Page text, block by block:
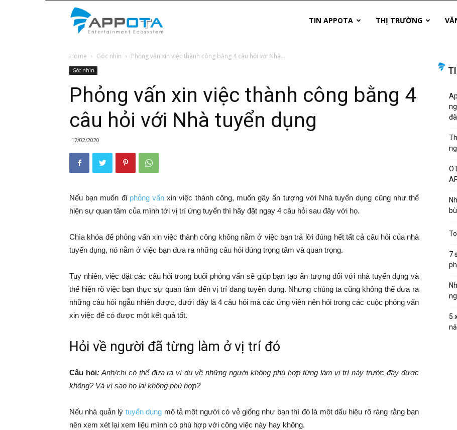
News
TIN APPOTA THỊ TRƯỜNG
Home Góc nhìn Phỏng vấn xin việc thành công bằng 4 câu hỏi với Nhà...
Góc nhìn
Phỏng vấn xin việc thành công bằng 4
câu hỏi với Nhà tuyển dụng
17/02/2020
Nếu bạn muốn đi phỏng vấn xin việc thành công, muốn gây ấn tượng với Nhà tuyển dụng cũng như thể
hiện sự quan tâm của mình tới vị trí ứng tuyển thì hãy đặt ngay 4 câu hỏi sau đây với họ.
Chìa khóa để phỏng vấn xin việc thành công không nằm ở việc bạn trả lời đúng hết tất cả câu hỏi của nhà
tuyển dụng, nó nằm ở việc bạn đưa ra những câu hỏi đúng trọng tâm và quan trọng.
Tuy nhiên, việc đặt các câu hỏi trong buổi phỏng vấn sẽ giúp bạn tạo ấn tượng đối với nhà tuyển dụng và
thể hiện rõ việc bạn thực sự quan tâm đến vị trí đang tuyển dụng. Nhưng chúng ta cũng không thể đưa ra
những câu hỏi ngẫu nhiên được, dưới đây là 4 câu hỏi mà các ứng viên nên hỏi trong các cuộc phỏng vấn
xin việc để có được một kết quả tốt.
Hỏi về người đã từng làm ở vị trí đó
Câu hỏi:Anh/chị có thể đưa ra ví dụ về những người không phù hợp từng làm vị trí này trước đây được
không? Và vì sao họ lại không phù hợp?
Nếu nhà quản lý tuyển dụng mô tả một người có vẻ giống như bạn thì đó là một dấu hiệu rõ ràng rằng bạn
nên xem xét lại xem liệu mình có phù hợp với công việc này hay không.
7
5